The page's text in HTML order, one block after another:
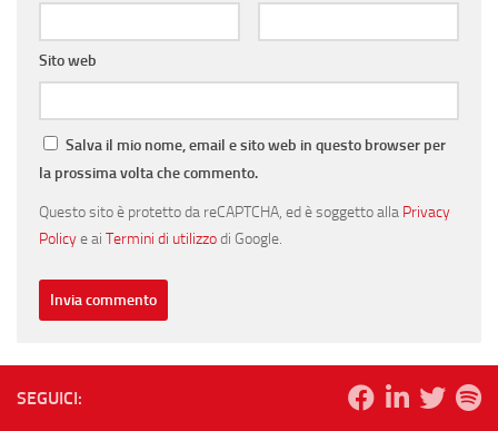
Sito web
Salva il mio nome, email e sito web in questo browser per
la prossima volta che commento.
Questo sito è protetto da reCAPTCHA, ed è soggetto alla Privacy
Policye ai Termini di utilizzodi Google.
SEGUICI: